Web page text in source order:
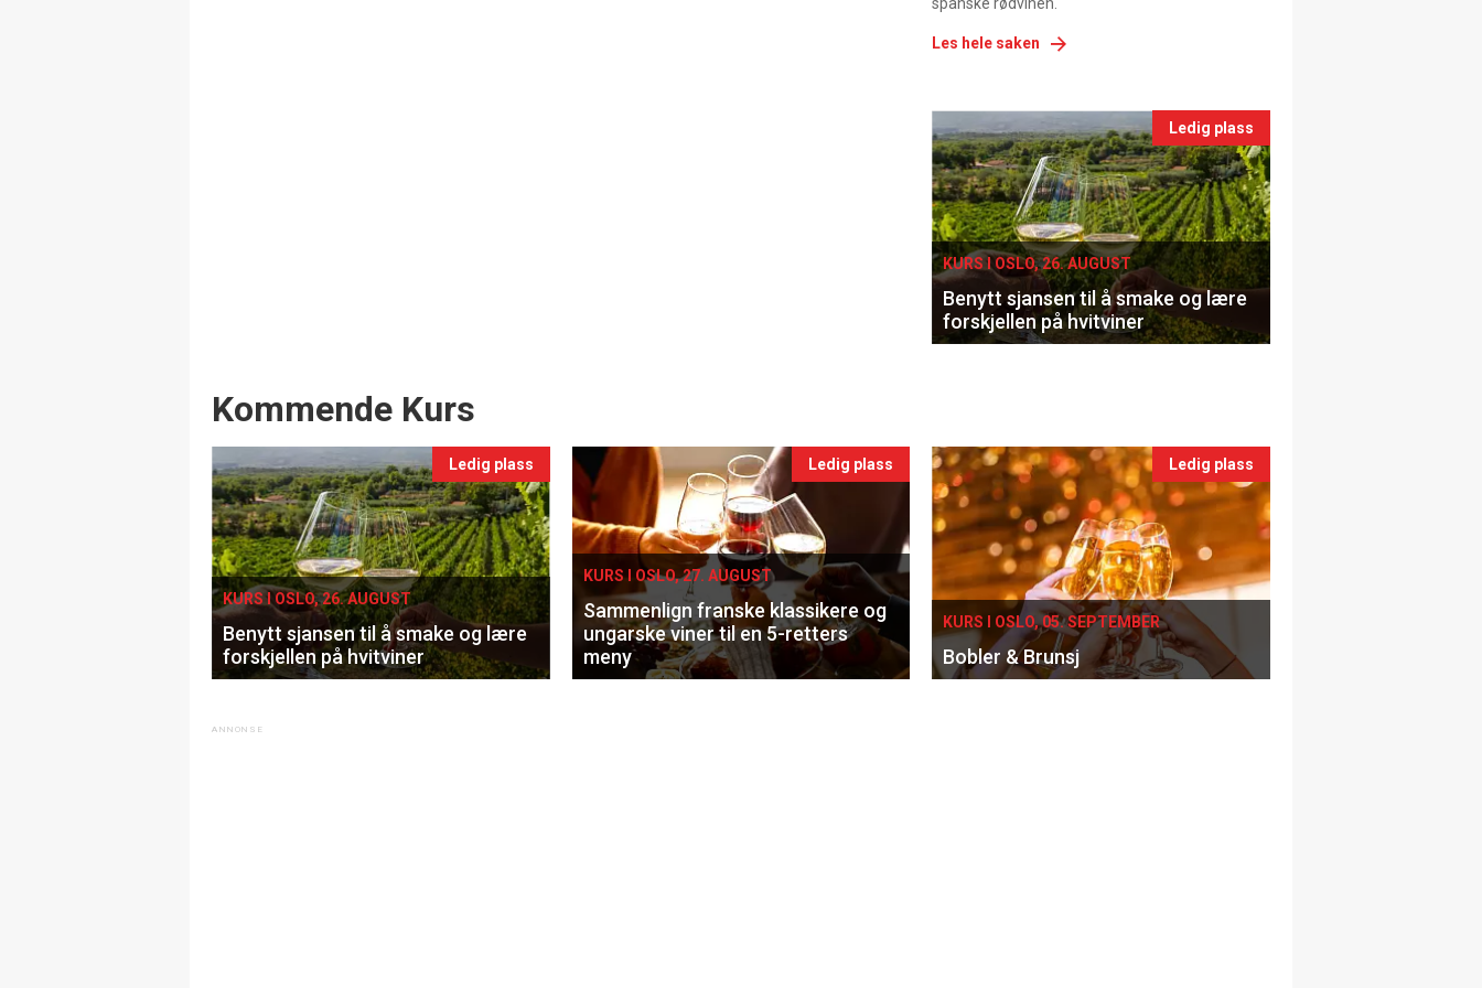
spanske rødvinen.
Les hele saken
Events
single
Ledig plass
KURS I OSLO, 26. AUGUST
Benytt sjansen til å smake og lære
forskjellen på hvitviner
Events
Kommende Kurs
Ledig plass
KURS I OSLO, 26. AUGUST
Benytt sjansen til å smake og lære
forskjellen på hvitviner
Ledig plass
KURS I OSLO, 27. AUGUST
Sammenlign franske klassikere og
ungarske viner til en 5-retters
meny
Ledig plass
KURS I OSLO, 05. SEPTEMBER
Bobler & Brunsj